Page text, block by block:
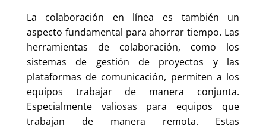
La colaboración en línea es también un
aspecto fundamental para ahorrar tiempo. Las
herramientas de colaboración, como los
sistemas de gestión de proyectos y las
plataformas de comunicación, permiten a los
equipos trabajar de manera conjunta.
Especialmente valiosas para equipos que
trabajan de manera remota. Estas